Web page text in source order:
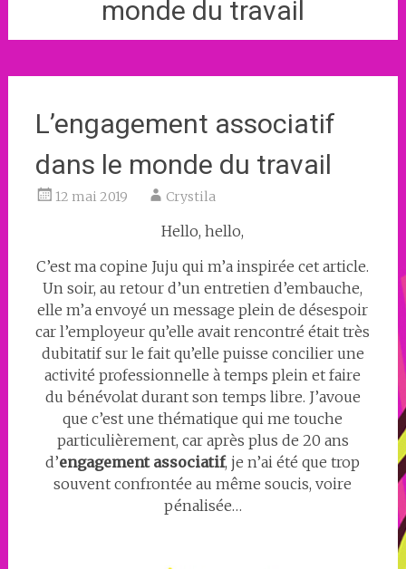
monde du travail
L’engagement associatif
dans le monde du travail
12 mai 2019 Crystila
Hello, hello,
C’est ma copine Juju qui m’a inspirée cet article.
Un soir, au retour d’un entretien d’embauche,
elle m’a envoyé un message plein de désespoir
car l’employeur qu’elle avait rencontré était très
dubitatif sur le fait qu’elle puisse concilier une
activité professionnelle à temps plein et faire
du bénévolat durant son temps libre. J’avoue
que c’est une thématique qui me touche
particulièrement, car après plus de 20 ans
d’engagement associatif, je n’ai été que trop
souvent confrontée au même soucis, voire
pénalisée…